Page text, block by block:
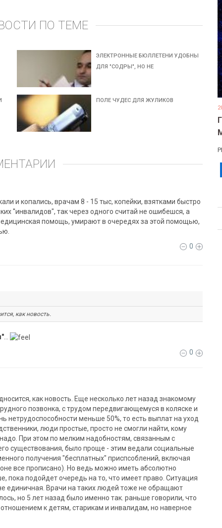
ПО ТЕМЕ
ЭЛЕКТРОННЫЕ БЮЛЛЕТЕНИ УДОБНЫ
ДЛЯ "СОДРЫ", НО НЕ
ПОЛЕ ЧУДЕС ДЛЯ ЖУЛИКОВ
и копались, врачам 8 - 15 тыс, копейки, взятками быстро
''инвалидов", так через одного считай не ошибешся, а
помощь, умирают в очередях за этой помощью,
0
как новость.
...
0
как новость. Еще несколько лет назад знакомому
позвонка, с трудом передвигающемуся в коляске и
нетрудоспособности меньше 50%, то есть выплат на уход
люди простые, просто не смогли найти, кому
При этом по мелким надобностям, связанным с
существования, было проще - этим ведали социальные
получения "бесплатных" приспсоблений, включая
все прописано). Но ведь можно иметь абсолютно
пока подойдет очередь на то, что имеет право. Ситуация
единичная. Врачи на таких людей тоже не обращают
но 5 лет назад было именно так. раньше говорили, что
к детям, старикам и инвалидам, но наверное